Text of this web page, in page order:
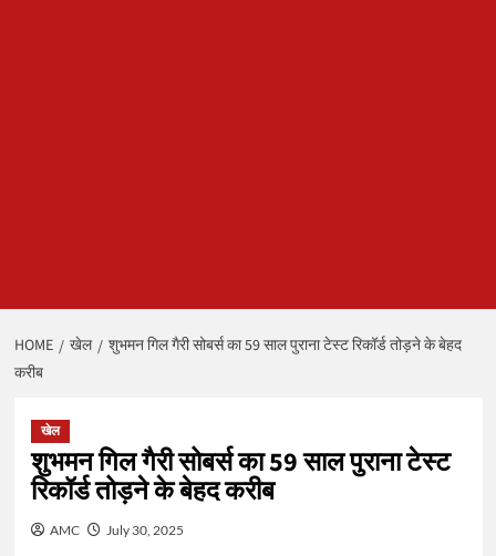
HOME खेल
शुभमन गिल गैरी सोबर्स का 59 साल पुराना टेस्ट रिकॉर्ड तोड़ने के बेहद
करीब
खेल
शुभमन गिल गैरी सोबर्स का 59 साल पुराना टेस्ट
रिकॉर्ड तोड़ने के बेहद करीब
AMC July 30, 2025